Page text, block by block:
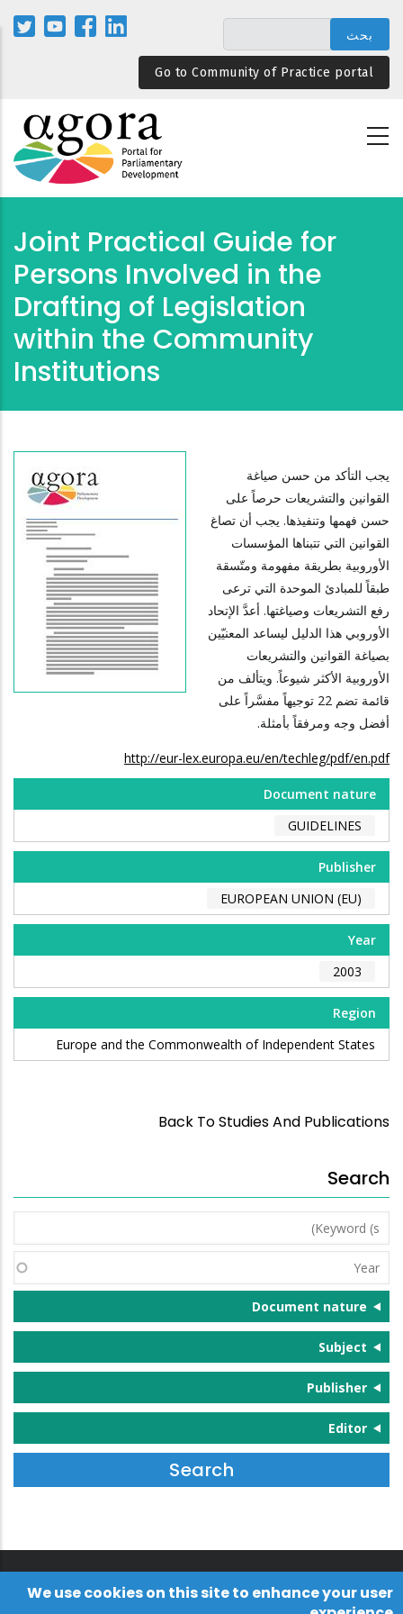
المحتوى
الرئيسيGo to Community of Practice portal
Joint Practical Guide for
Persons Involved in the
Drafting of Legislation
within the Community
Institutions
يجب التأكد من حسن صياغة
القوانين والتشريعات حرصاً على
حسن فهمها وتنفيذها. يجب أن تصاغ
القوانين التي تتبناها المؤسسات
الأوروبية بطريقة مفهومة ومتّسقة
طبقاً للمبادئ الموحدة التي ترعى
رفع التشريعات وصياغتها. أعدَّ الإتحاد
الأوروبي هذا الدليل ليساعد المعنيّين
بصياغة القوانين والتشريعات
الأوروبية الأكثر شيوعاً. ويتألف من
قائمة تضم 22 توجيهاً مفسَّراً على
أفضل وجه ومرفقاً بأمثلة.
http://eur-lex.europa.eu/en/techleg/pdf/en.pdf
Document nature
GUIDELINES
Publisher
EUROPEAN UNION (EU)
Year
2003
Region
Europe and the Commonwealth of Independent States
Back To Studies And Publications
Search
Keyword
(s)
Year
Document nature
Subject
Publisher
Editor
We use cookies on this site to enhance your user